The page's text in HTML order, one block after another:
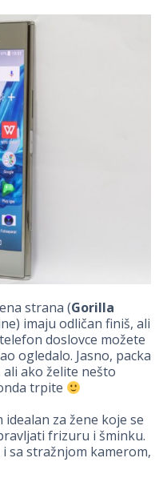
strana (Gorilla
imaju odličan finiš, ali
doslovce možete
ogledalo. Jasno, packa
ako želite nešto
trpite
idealan za žene koje se
frizuru i šminku.
sa stražnjom kamerom,